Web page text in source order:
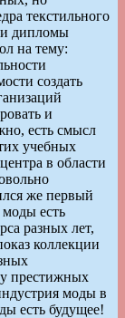
текстильного
дипломы
на тему:
создать
и
есть смысл
учебных
в области
же первый
есть
разных лет,
коллекции
престижных
моды в
есть будущее!